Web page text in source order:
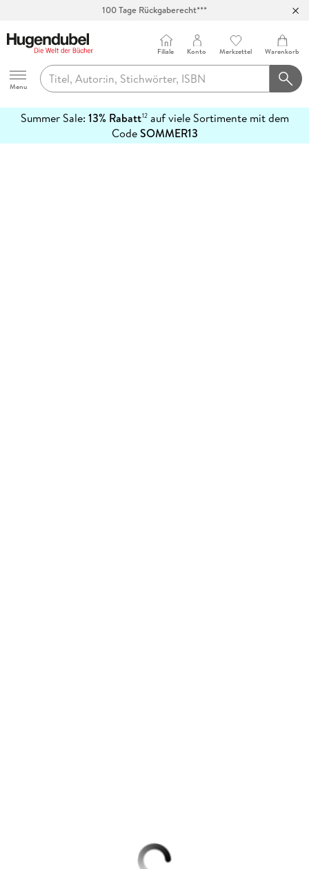
100 Tage Rückgaberecht***
Hugendubel
Menu
Filiale Konto Merkzettel Warenkorb
Summer Sale: 13% Rabatt12auf viele Sortimente mit dem
CodeSOMMER13
erfahren